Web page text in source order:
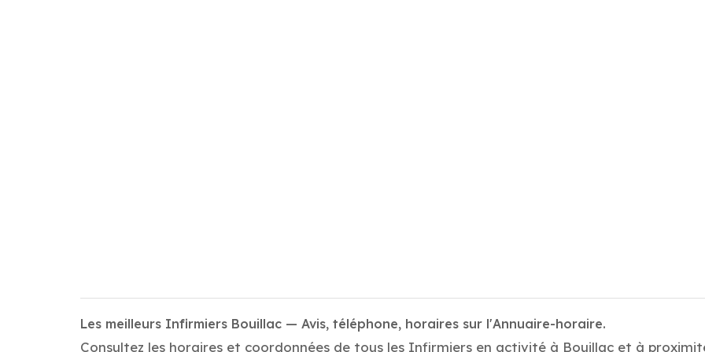
Les meilleurs Infirmiers Bouillac — Avis, téléphone, horaires sur l'Annuaire-horaire.
Consultez les horaires et coordonnées de tous les Infirmiers en activité à Bouillac et à